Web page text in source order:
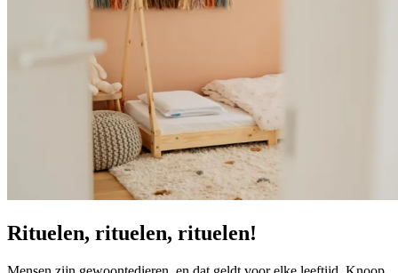
Rituelen, rituelen, rituelen!